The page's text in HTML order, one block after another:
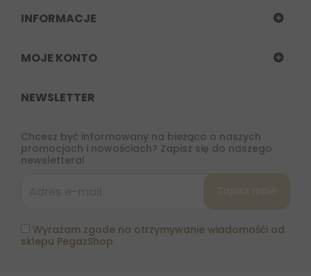
INFORMACJE
MOJE KONTO
NEWSLETTER
Chcesz być informowany na bieżąco o naszych
promocjach i nowościach? Zapisz się do naszego
newslettera!
Wyrażam zgode na otrzymywanie wiadomośći od
sklepu PegazShop